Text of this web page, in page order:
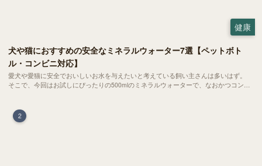
健康
犬や猫におすすめの安全なミネラルウォーター7選【ペットボト
ル・コンビニ対応】
愛犬や愛猫に安全でおいしいお水を与えたいと考えている飼い主さんは多いはず。
そこで、今回はお試しにぴったりの500mlのミネラルウォーターで、なおかつコンビ
2